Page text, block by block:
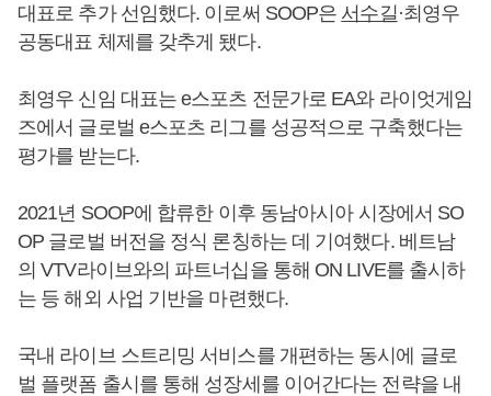
대표로 추가 선임했다. 이로써 SOOP은 서수길 ·최영우
공동대표 체제를 갖추게 됐다.
최영우 신임 대표는 e스포츠 전문가로 EA와 라이엇게임
즈에서 글로벌 e스포츠 리그를 성공적으로 구축했다는
평가를 받는다.
2021년 SOOP에 합류한 이후 동남아시아 시장에서 SO
OP 글로벌 버전을 정식 론칭하는 데 기여했다. 베트남
의 VTV라이브와의 파트너십을 통해 ON LIVE를 출시하
는 등 해외 사업 기반을 마련했다.
국내 라이브 스트리밍 서비스를 개편하는 동시에 글로
벌 플랫폼 출시를 통해 성장세를 이어간다는 전략을 내